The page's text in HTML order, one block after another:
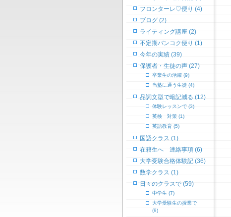
フロンターレ♡便り (4)
ブログ (2)
ライティング講座 (2)
不定期バンコク便り (1)
今年の実績 (39)
保護者・生徒の声 (27)
卒業生の活躍 (9)
当塾に通う生徒 (4)
品詞文型で暗記減る (12)
体験レッスンで (3)
英検 対策 (1)
英語教育 (5)
国語クラス (1)
在籍生へ 連絡事項 (6)
大学受験合格体験記 (36)
数学クラス (1)
日々のクラスで (59)
中学生 (7)
大学受験生の授業で
(9)